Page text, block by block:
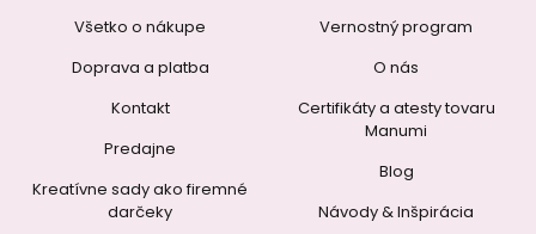
Všetko o nákupe
Doprava a platba
Kontakt
Predajne
Kreatívne sady ako firemné
darčeky
Vernostný program
O nás
Certifikáty a atesty tovaru
Manumi
Blog
Návody & Inšpirácia